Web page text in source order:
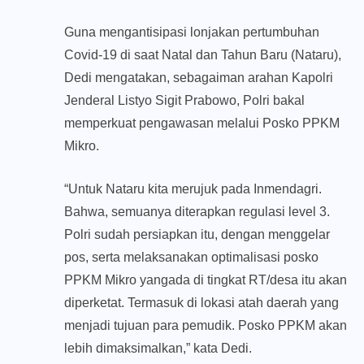
Guna mengantisipasi lonjakan pertumbuhan
Covid-19 di saat Natal dan Tahun Baru (Nataru),
Dedi mengatakan, sebagaiman arahan Kapolri
Jenderal Listyo Sigit Prabowo, Polri bakal
memperkuat pengawasan melalui Posko PPKM
Mikro.
“Untuk Nataru kita merujuk pada Inmendagri.
Bahwa, semuanya diterapkan regulasi level 3.
Polri sudah persiapkan itu, dengan menggelar
pos, serta melaksanakan optimalisasi posko
PPKM Mikro yangada di tingkat RT/desa itu akan
diperketat. Termasuk di lokasi atah daerah yang
menjadi tujuan para pemudik. Posko PPKM akan
lebih dimaksimalkan,” kata Dedi.